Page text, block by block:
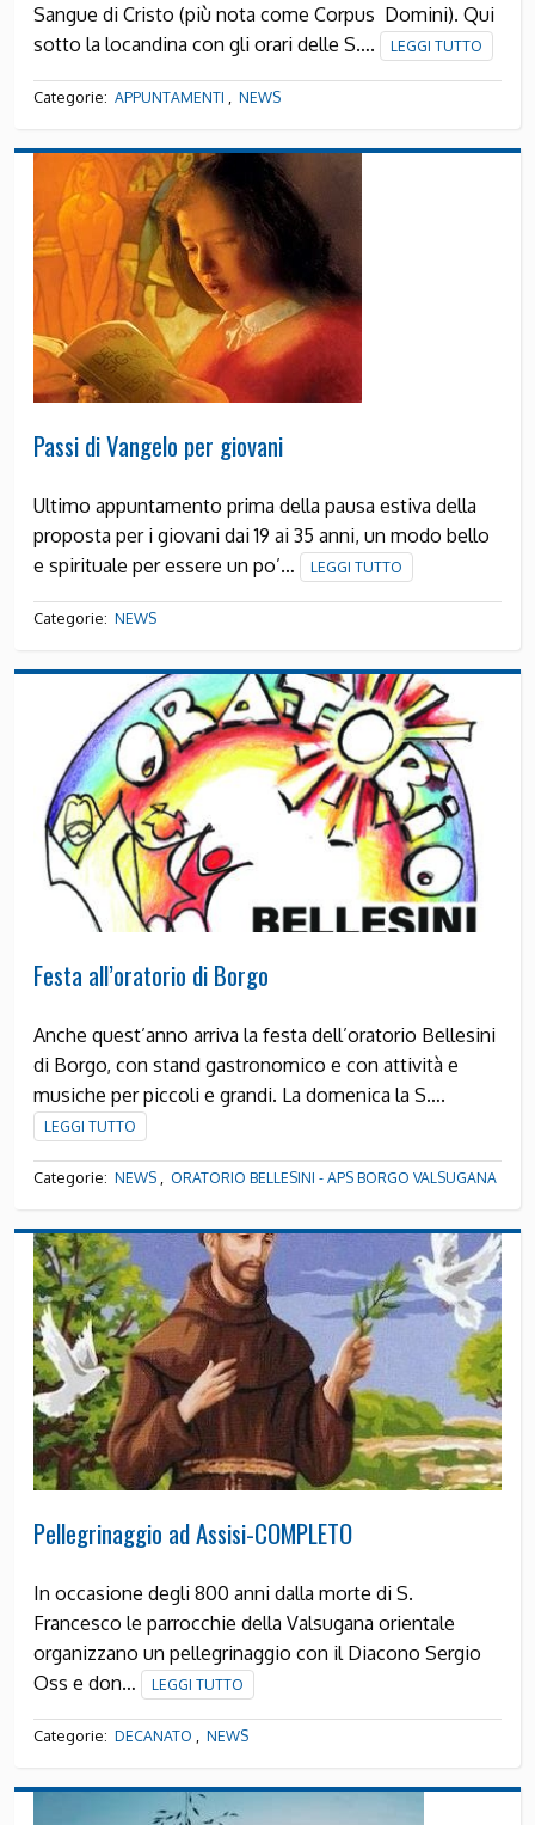
Sangue di Cristo (più nota come Corpus Domini). Qui
sotto la locandina con gli orari delle S….
LEGGI TUTTO
Categorie: APPUNTAMENTI , NEWS
Passi di Vangelo per giovani
Ultimo appuntamento prima della pausa estiva della
proposta per i giovani dai 19 ai 35 anni, un modo bello
e spirituale per essere un po’…
LEGGI TUTTO
Categorie: NEWS
Festa all’oratorio di Borgo
Anche quest’anno arriva la festa dell’oratorio Bellesini
di Borgo, con stand gastronomico e con attività e
musiche per piccoli e grandi. La domenica la S….
LEGGI TUTTO
Categorie: NEWS ORATORIO BELLESINI - APS BORGO VALSUGANA
Pellegrinaggio ad Assisi-COMPLETO
In occasione degli 800 anni dalla morte di S.
Francesco le parrocchie della Valsugana orientale
organizzano un pellegrinaggio con il Diacono Sergio
Oss e don…
LEGGI TUTTO
Categorie: DECANATO NEWS